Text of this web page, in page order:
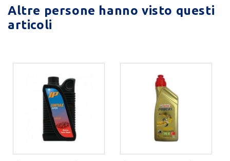
Altre persone hanno visto questi
articoli